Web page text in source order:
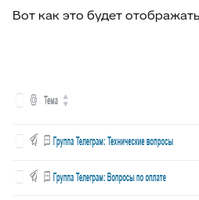
Вот как это будет